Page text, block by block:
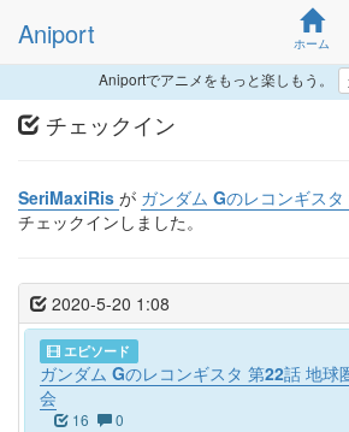
Aniport ホーム
Aniportでアニメをもっと楽しもう。
チェックイン
SeriMaxiRis が ガンダム Gのレコンギス
チェックインしました。
2020-5-20 1:08
エピソード
ガンダム Gのレコンギスタ 第22話 地球
会
16 0